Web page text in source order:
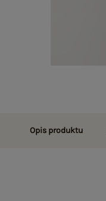
Opis produktu